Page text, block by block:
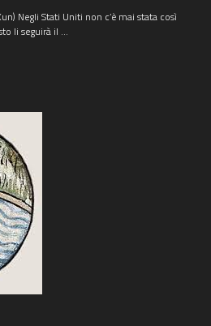
Negli Stati Uniti non c’è mai stata così
li seguirà il ...